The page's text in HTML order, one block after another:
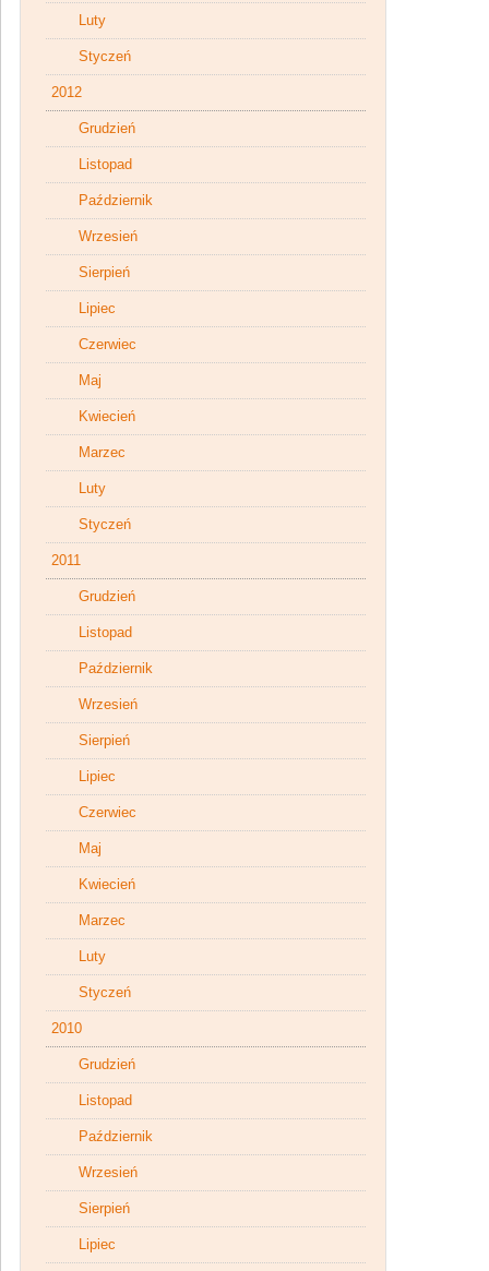
Luty
Styczeń
2012
Grudzień
Listopad
Październik
Wrzesień
Sierpień
Lipiec
Czerwiec
Maj
Kwiecień
Marzec
Luty
Styczeń
2011
Grudzień
Listopad
Październik
Wrzesień
Sierpień
Lipiec
Czerwiec
Maj
Kwiecień
Marzec
Luty
Styczeń
2010
Grudzień
Listopad
Październik
Wrzesień
Sierpień
Lipiec